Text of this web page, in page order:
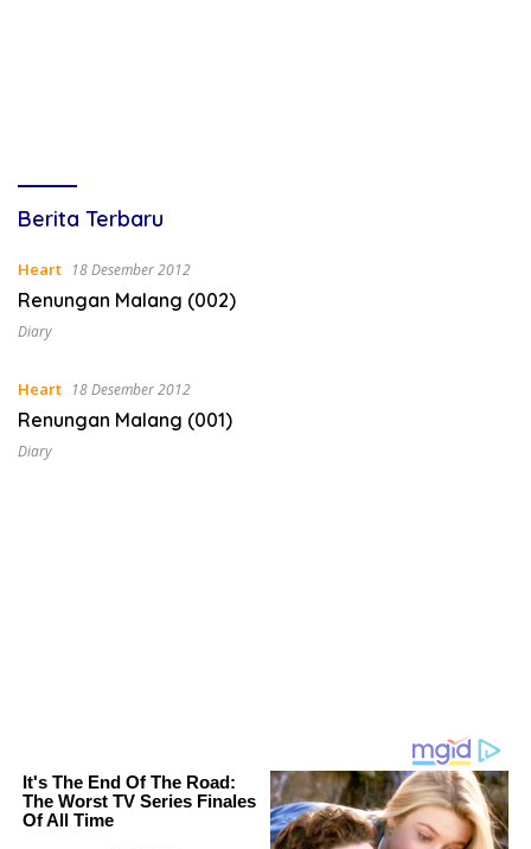
Lines
Berita Terbaru
Heart 18 Desember 2012
Renungan Malang (002)
Diary
Heart 18 Desember 2012
Renungan Malang (001)
Diary